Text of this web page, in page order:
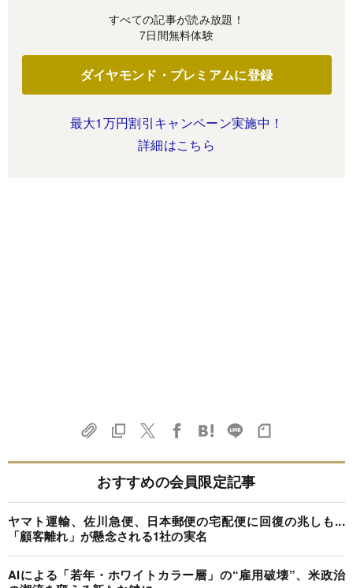
すべての記事が読み放題！
7日間無料体験
ダイヤモンド・プレミアムに登録
最大1万円割引キャンペーン実施中！
詳細はこちら
おすすめの会員限定記事
ヤマト運輸、佐川急便、日本郵便の宅配便に回復の兆しも...
「顧客離れ」が懸念される1社の実名
AIによる「若年・ホワイトカラー層」の“雇用破壊”、米政治